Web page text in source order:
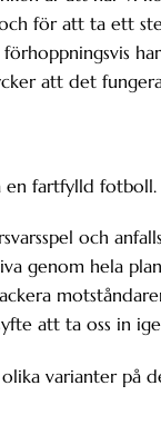
för att ta ett
att det
en fartfylld fotboll.
och
genom hela
att ta oss in
varianter på